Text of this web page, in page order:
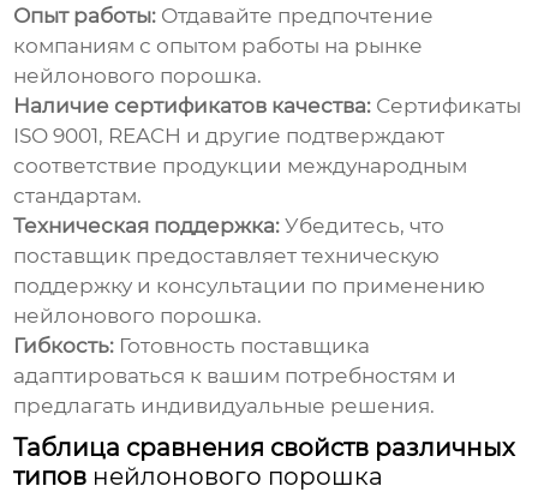
Опыт работы: Отдавайте предпочтение
компаниям с опытом работы на рынке
нейлонового порошка.
Наличие сертификатов качества: Сертификаты
ISO 9001, REACH и другие подтверждают
соответствие продукции международным
стандартам.
Техническая поддержка: Убедитесь, что
поставщик предоставляет техническую
поддержку и консультации по применению
нейлонового порошка.
Гибкость: Готовность поставщика
адаптироваться к вашим потребностям и
предлагать индивидуальные решения.
Таблица сравнения свойств различных
типов нейлонового порошка